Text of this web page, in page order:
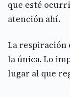
que esté
atención ahí.
La respiración
la única. Lo
lugar al que